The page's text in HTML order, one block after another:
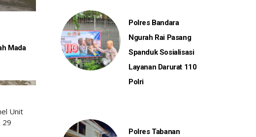
Mada
Unit
29
Polres Bandara
Ngurah Rai Pasang
Spanduk Sosialisasi
Layanan Darurat 110
Polri
Polres Tabanan